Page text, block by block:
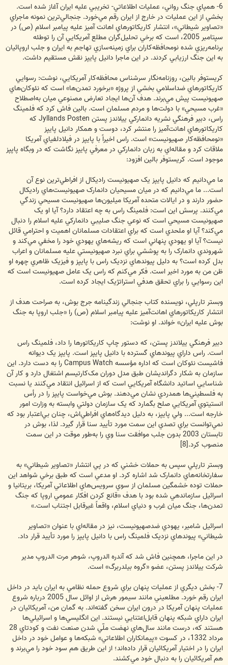
6- همپاي جنگ رواني، عمليات اطلاعاتي- تخريبي عليه ايران آغاز شده است.
بخشي از اين عمليات در خارج از ايران رقم مي‌خورد. جنجالي‌ترين نمونه ماجراي
«تصاوير شيطاني»، انتشار کاريکاتورهاي اهانت آميز عليه پيامبر اسلام (ص) در
سپتامبر 2005، است که برخي تحليل‌گران مطلع آمريکايي آن را توطئه
برنامه‌ريزي شده نومحافظه‌کاران براي زمينه‌سازي تهاجم به ايران و جلب اروپائيان
به اين جنگ ارزيابي کردند. در اين ماجرا دانيل پايپز نقش مستقيم داشت.
کريستوفر بالين، روزنامه‌نگار سرشناس محافظه‌کار آمريکايي، نوشت: رسوايي
کاريکاتورهاي ضداسلامي بخشي از پروژه «برخورد تمدن‌ها» است که نئوکان‌هاي
صهيونيست پيش مي‌برند. هدف آن‌ها ايجاد تعارض مصنوعي ميان به‌اصطلاح
«غرب مسيحي» با دولت‌ها و مردم مسلمان است. بالين فاش کرد که فلمينگ
راس، دبير فرهنگي نشريه دانمارکي ييلاندز پستن Jyllands Posten که
کاريکاتورهاي اهانت‌آميز را منتشر کرد، دوست و همکار دانيل پايپز
«نومحافظه‌کار صهيونيست» است. راس اخيراً با پايپز در فيلادلفياي آمريکا
ملاقات کرد و مقاله‌اي به زبان دانمارکي در معرفي پايپز نگاشت که در وبگاه پاپپز
موجود است. کريستوفر بالين افزود:
ما مي‌دانيم که دانيل پايپز يک صهيونيست راديکال از افراطي‌ترين نوع آن
است... ما مي‌دانيم که در ميان مسيحيان دانمارک صهيونيست‌هاي راديکال
حضور دارند و در ايالات متحده آمريکا ميليون‌ها صهيونيست مسيحي زندگي
مي‌کنند. پرسش اين است: فلمينگ راس به چه اعتقاد دارد؟ آيا او يک
صهيونيست مسيحي است که نوعي جنگ صليبي دانمارکي عليه اسلام را دنبال
مي‌کند؟ آيا او ملحدي است که براي اعتقادات مسلمانان اهميت و احترامي قائل
نيست؟ آيا او يهودي پنهاني است که ريشه‌هاي يهودي خود را مخفي مي‌کند و
شهروندي دانمارک را به پوششي براي نبرد صهيونيستي عليه مسلمانان و اعراب
بدل کرده است؟ به دليل پيوندهاي نزديک راس با پايپز و فيزيک ظاهري چهره او
ظن من به مورد اخير است. فکر مي‌کنم که راس يک عامل صهيونيست است که
اين رسوايي را براي تحقق هدفي استراتژيک ايجاد کرده است.
وبستر تارپلي، نويسنده کتاب جنجالي زندگينامه جرج بوش، به صراحت هدف از
انتشار کاريکاتورهاي اهانت‌آميز عليه پيامبر اسلام (ص) را «جلب اروپا به جنگ
بوش عليه ايران» خواند. او نوشت:
دبير فرهنگي ييلاندز پستن، که دستور چاپ کاريکاتورها را داد، فلمينگ راس
است. راس داراي پيوندهاي گسترده با دانيل پايپز است. پايپز يک ديوانه
فاشيست نئوکان است که اداره مؤسسه Campus Watch را به دست دارد. اين
سازمان به شکار دگرانديشان طبق مدل دوران مک‌کارتيسم اشتغال دارد و کار آن
شناسايي اساتيد دانشگاه آمريکايي است که از اسرائيل انتقاد مي‌کنند يا نسبت
به فلسطيني‌ها همدردي نشان مي‌دهند. بوش مي‌خواست پايپز را در رأس
انستيتوي آمريکايي صلح بگمارد که يک سازمان دولتي وابسته به وزارت امور
خارجه است... ولي پايپز، به دليل ديدگاه‌هاي افراطي‌اش، چنان بي‌اعتبار بود که
نمي‌توانست براي تصدي اين سمت مورد تأييد سنا قرار گيرد. لذا، بوش در
تابستان 2003 بدون جلب موافقت سنا وي را به‌طور موقت در اين سمت
منصوب کرد.[8]
وبستر تارپلي سپس به حملات خشني که در پي انتشار «تصاوير شيطاني» به
سفارتخانه‌هاي دانمارک شد اشاره کرد. او مدعي است که طبق برخي شواهد اين
حملات توده خشمگين مسلمان از سوي سرويس‌هاي اطلاعاتي آمريکا، بريتانيا و
اسرائيل سازماندهي شده بود با هدف «قانع کردن افکار عمومي اروپا که جنگ
تمدن‌ها، جنگ ميان غرب و دنياي اسلام، واقعاً غيرقابل اجتناب است.»
اسرائيل شامير، يهودي ضدصهيونيست، نيز در مقاله‌اي با عنوان «تصاوير
شيطاني» پيوندهاي نزديک فلمينگ راس با دانيل پايپز را مورد تأييد قرار داد.
در اين ماجرا، همچنين فاش شد که آندره الدروپ، شوهر مرت الدروپ مدير
شرکت ييلاندز پستن، عضو «گروه بيلدربرگ» است.
7- بخش ديگري از عمليات پنهان براي شروع حمله نظامي به ايران بايد در داخل
ايران رقم خورد. مطلعيني مانند سيمور هرش از اوائل سال 2005 درباره شروع
عمليات پنهان آمريکا در درون ايران سخن گفته‌‌اند. به گمان من، آمريکائيان در
ايران داراي شبکه پنهان قابل‌اعتنايي نيستند. اين انگليسي‌ها و اسرائيلي‌ها
هستند که، درست مانند سال‌هاي نهضت ملّي شدن صنعت نفت و کودتاي 28
مرداد 1332، در کسوت «پيمانکاران اطلاعاتي» شبکه‌ها و عوامل خود در داخل
ايران را در اختيار آمريکائيان قرار داده‌اند؛ از اين طريق هم سود خود را مي‌برند و
هم آمريکائيان را به دنبال خود مي‌کشند.